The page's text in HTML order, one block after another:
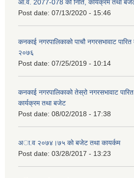
आ.व. 2077-078 को निति, कार्यक्रम तथा
Post date: 07/13/2020 - 15:46
कनकाई नगरपालिकाको पाचौ नगरसभावाट
२०७६
Post date: 07/25/2019 - 10:14
कनकाई नगरपालिकाको तेस्रो नगरसभावाट
कार्यक्रम तथा बजेट
Post date: 08/02/2018 - 17:38
अा.व २०७४।७५ काे बजेट तथा कायर्कम
Post date: 03/28/2017 - 13:23